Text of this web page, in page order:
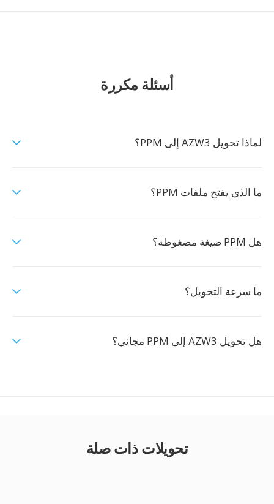
أسئلة مكررة
لماذا تحويل AZW3 إلى PPM؟
ما الذي يفتح ملفات PPM؟
هل PPM صيغة مضغوطة؟
ما سرعة التحويل؟
هل تحويل AZW3 إلى PPM مجاني؟
تحويلات ذات صلة